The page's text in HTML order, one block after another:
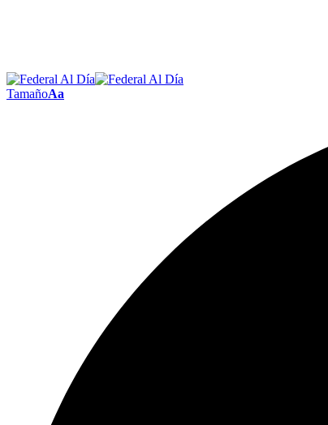
TamañoAa